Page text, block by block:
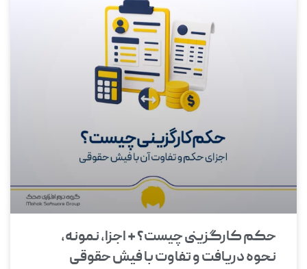
حکم کارگزینی چیست؟ + اجزا، نمونه،
نحوه دریافت و تفاوت با فیش حقوقی